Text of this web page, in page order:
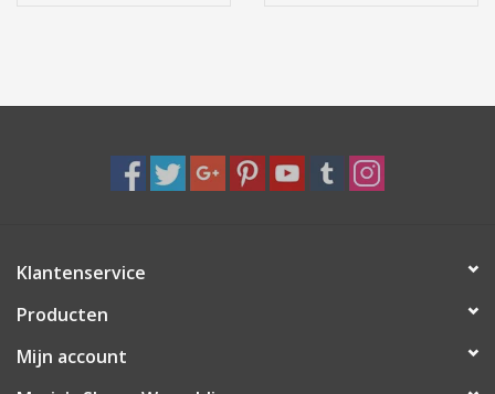
Klantenservice
Producten
Mijn account